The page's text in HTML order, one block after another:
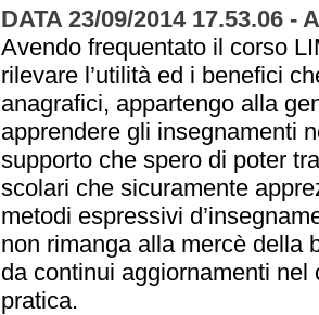
DATA 23/09/2014 17.53.06 -
Avendo frequentato il corso
rilevare l’utilità ed i benefici
anagrafici, appartengo alla
apprendere gli insegnamenti
supporto che spero di poter
scolari che sicuramente
metodi espressivi
non rimanga alla mercè della
da continui aggiornamenti
pratica.